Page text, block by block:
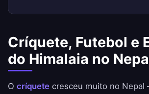
Críquete, Futebol e
do Himalaia no
O críquete cresceu muito no Nepal